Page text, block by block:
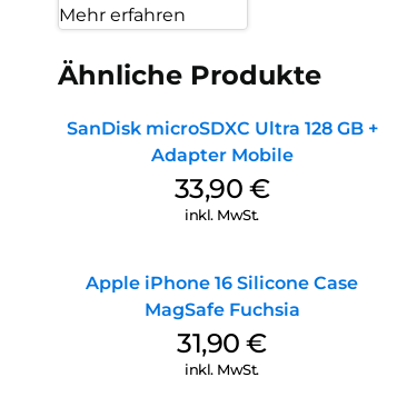
Mehr erfahren
Ähnliche Produkte
SanDisk microSDXC Ultra 128 GB +
Adapter Mobile
33,90 €
inkl. MwSt.
Apple iPhone 16 Silicone Case
MagSafe Fuchsia
31,90€
inkl. MwSt.